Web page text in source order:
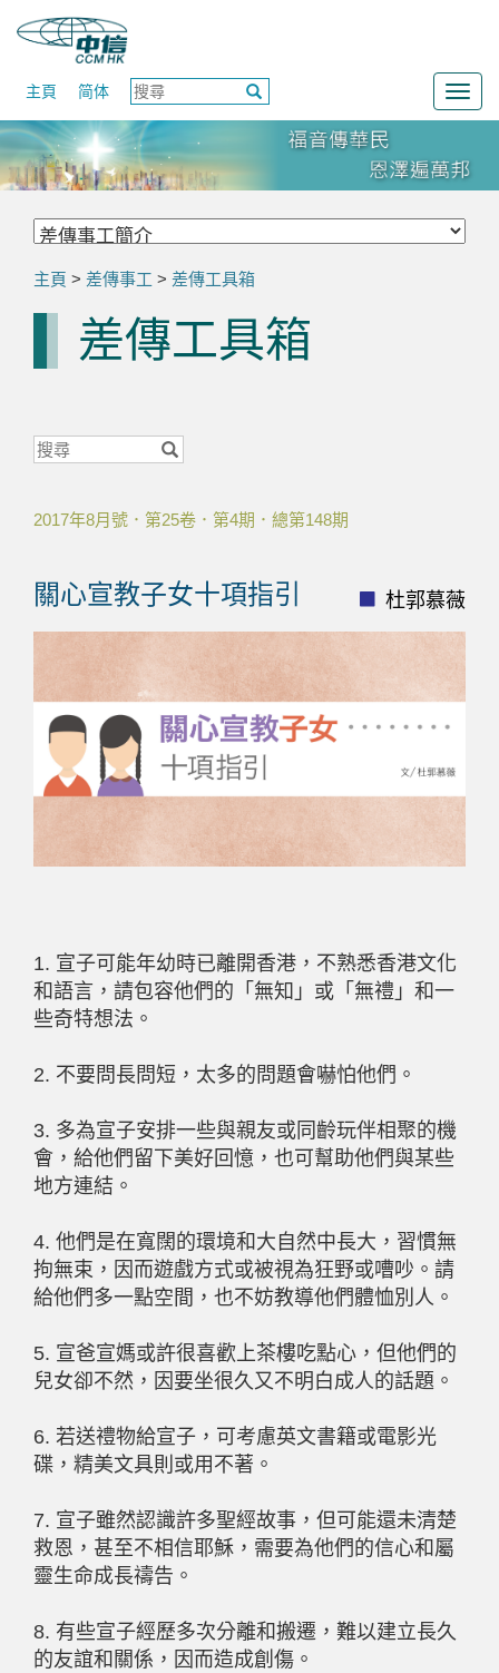
主頁 简体
主頁 > 差傳事工 > 差傳工具箱
差傳工具箱
2017年8月號．第25卷．第4期．總第148期
關心宣教子女十項指引 杜郭慕薇
1. 宣子可能年幼時已離開香港，不熟悉香港文化
和語言，請包容他們的「無知」或「無禮」和一
些奇特想法。
2. 不要問長問短，太多的問題會嚇怕他們。
3. 多為宣子安排一些與親友或同齡玩伴相聚的機
會，給他們留下美好回憶，也可幫助他們與某些
地方連結。
4. 他們是在寬闊的環境和大自然中長大，習慣無
拘無束，因而遊戲方式或被視為狂野或嘈吵。請
給他們多一點空間，也不妨教導他們體恤別人。
5. 宣爸宣媽或許很喜歡上茶樓吃點心，但他們的
兒女卻不然，因要坐很久又不明白成人的話題。
6. 若送禮物給宣子，可考慮英文書籍或電影光
碟，精美文具則或用不著。
7. 宣子雖然認識許多聖經故事，但可能還未清楚
救恩，甚至不相信耶穌，需要為他們的信心和屬
靈生命成長禱告。
8. 有些宣子經歷多次分離和搬遷，難以建立長久
的友誼和關係，因而造成創傷。